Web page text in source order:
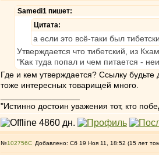
Samedi1 пишет:
Цитата:
а если это всё-таки был
Утверждается что тибетский, из
"Как туда попал и чем питается -
Где и кем утверждается? Ссылку
тоже интересных товарищей много.
"Истинно достоин уважения тот, кто
№102756 Добавлено: Сб 19 Ноя 11, 18:52 (15 лет